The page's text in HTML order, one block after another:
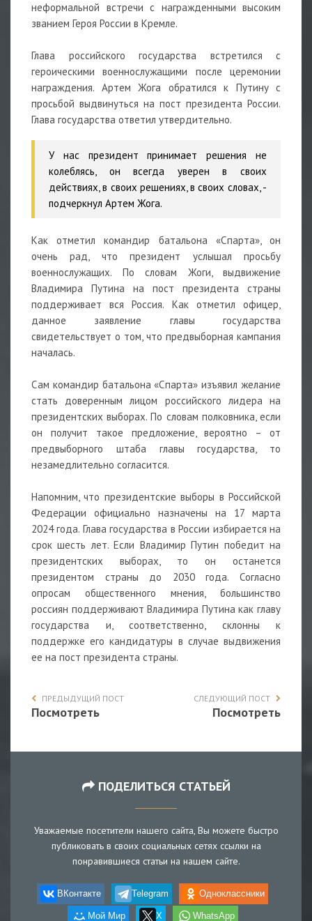
неформальной встречи с награжденными высоким
званием Героя России в Кремле.
Глава российского государства встретился с
героическими военнослужащими после церемонии
награждения. Артем Жога обратился к Путину с
просьбой выдвинуться на пост президента России.
Глава государства ответил утвердительно.
У нас президент принимает решения не
колеблясь, он всегда уверен в своих
действиях, в своих решениях, в своих словах,-
подчеркнул Артем Жога.
Как отметил командир батальона «Спарта», он
очень рад, что президент услышал просьбу
военнослужащих. По словам Жоги, выдвижение
Владимира Путина на пост президента страны
поддерживает вся Россия. Как отметил офицер,
данное заявление главы государства
свидетельствует о том, что предвыборная кампания
началась.
Сам командир батальона «Спарта» изъявил желание
стать доверенным лицом российского лидера на
президентских выборах. По словам полковника, если
он получит такое предложение, вероятно – от
предвыборного штаба главы государства, то
незамедлительно согласится.
Напомним, что президентские выборы в Российской
Федерации официально назначены на 17 марта
2024 года. Глава государства в России избирается на
срок шесть лет. Если Владимир Путин победит на
президентских выборах, то он останется
президентом страны до 2030 года. Согласно
опросам общественного мнения, большинство
россиян поддерживают Владимира Путина как главу
государства и, соответственно, склонны к
поддержке его кандидатуры в случае выдвижения
ее на пост президента страны.
ПРЕДЫДУЩИЙ ПОСТ
Посмотреть
СЛЕДУЮЩИЙ ПОСТ
Посмотреть
ПОДЕЛИТЬСЯ СТАТЬЕЙ
Уважаемые посетители нашего сайта, Вы можете быстро
публиковать в своих социальных сетях ссылки на
понравившиеся статьи на нашем сайте.
ВКонтакте Telegram Одноклассники
Мой Мир X WhatsApp